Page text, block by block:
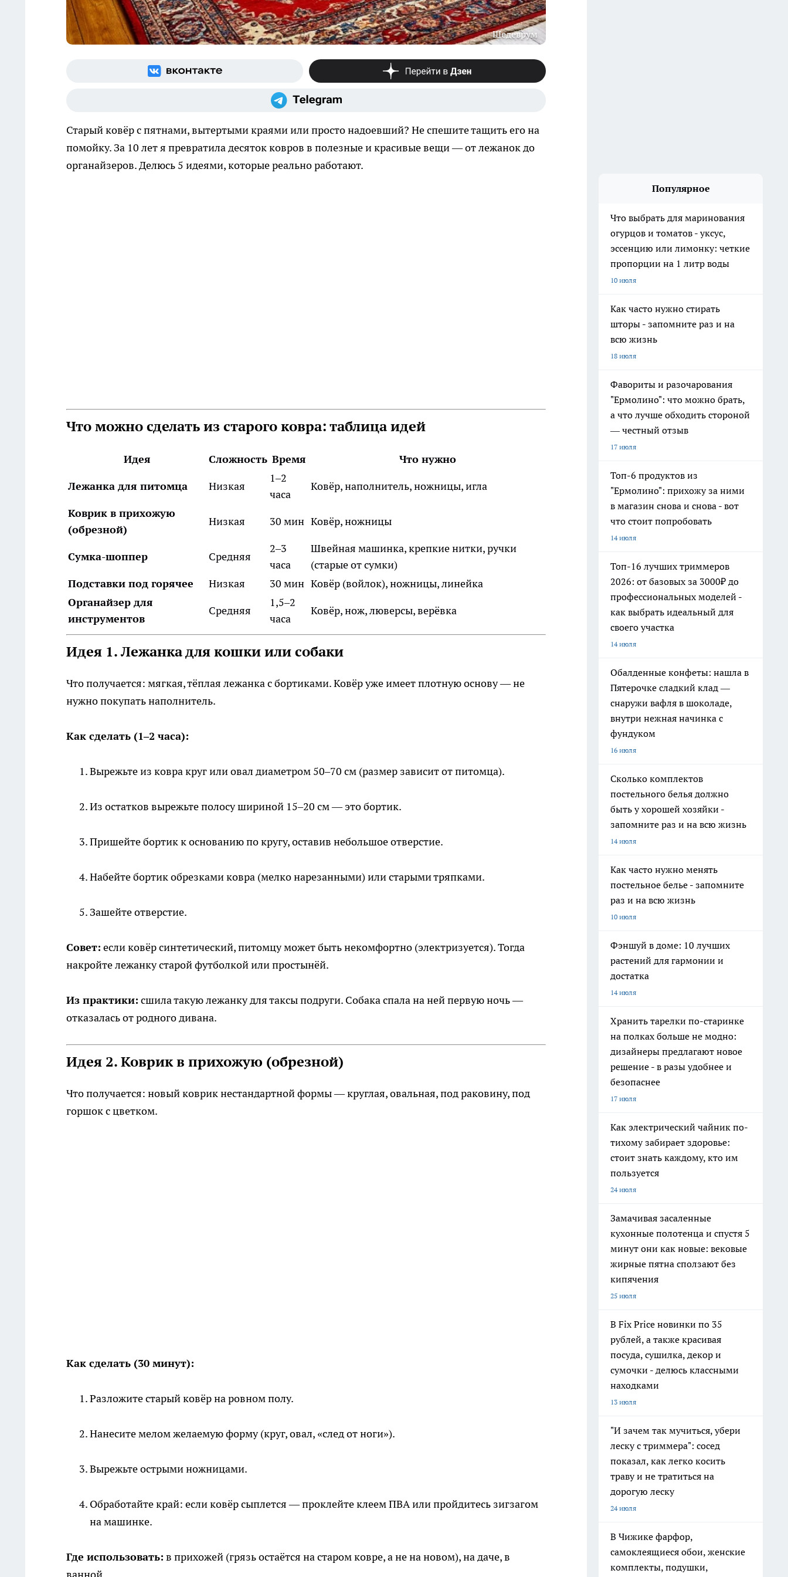
Шедеврум
Старый ковёр с пятнами, вытертыми краями или просто надоевший? Не спешите тащить его на
помойку. За 10 лет я превратила десяток ковров в полезные и красивые вещи — от лежанок до
органайзеров. Делюсь 5 идеями, которые реально работают.
Что можно сделать из старого ковра: таблица идей
Идея Сложность Время
Что нужно
Лежанка для питомца
Низкая
1–2
часа
Ковёр, наполнитель, ножницы, игла
Коврик в прихожую
(обрезной)
Низкая 30 мин Ковёр, ножницы
Сумка-шоппер Средняя
2–3
часа
Швейная машинка, крепкие нитки, ручки
(старые от сумки)
Подставки под горячее
Низкая 30 мин Ковёр (войлок), ножницы, линейка
Органайзер для
инструментов
Средняя
1,5–2
часа
Ковёр, нож, люверсы, верёвка
Идея 1. Лежанка для кошки или собаки
Что получается: мягкая, тёплая лежанка с бортиками. Ковёр уже имеет плотную основу — не
нужно покупать наполнитель.
Как сделать (1–2 часа):
Вырежьте из ковра круг или овал диаметром 50–70 см (размер зависит от питомца).
Из остатков вырежьте полосу шириной 15–20 см — это бортик.
Пришейте бортик к основанию по кругу, оставив небольшое отверстие.
Набейте бортик обрезками ковра (мелко нарезанными) или старыми тряпками.
Зашейте отверстие.
Совет: если ковёр синтетический, питомцу может быть некомфортно (электризуется). Тогда
накройте лежанку старой футболкой или простынёй.
Из практики: сшила такую лежанку для таксы подруги. Собака спала на ней первую ночь —
отказалась от родного дивана.
Идея 2. Коврик в прихожую (обрезной)
Что получается: новый коврик нестандартной формы — круглая, овальная, под раковину, под
горшок с цветком.
Как сделать (30 минут):
Разложите старый ковёр на ровном полу.
Нанесите мелом желаемую форму (круг, овал, «след от ноги»).
Вырежьте острыми ножницами.
Обработайте край: если ковёр сыплется — проклейте клеем ПВА или пройдитесь зигзагом
на машинке.
Где использовать: в прихожей (грязь остаётся на старом ковре, а не на новом), на даче, в
Популярное
Что выбрать для маринования
огурцов и томатов - уксус,
эссенцию или лимонку: четкие
пропорции на 1 литр воды
10 июля
Как часто нужно стирать
шторы - запомните раз и на
всю жизнь
18 июля
Фавориты и разочарования
"Ермолино": что можно брать,
а что лучше обходить стороной
— честный отзыв
17 июля
Топ-6 продуктов из
"Ермолино": прихожу за ними
в магазин снова и снова - вот
что стоит попробовать
14 июля
Топ-16 лучших триммеров
2026: от базовых за 3000₽ до
профессиональных моделей -
как выбрать идеальный для
своего участка
14 июля
Обалденные конфеты: нашла в
Пятерочке сладкий клад —
снаружи вафля в шоколаде,
внутри нежная начинка с
фундуком
16 июля
Сколько комплектов
постельного белья должно
быть у хорошей хозяйки -
запомните раз и на всю жизнь
14 июля
Как часто нужно менять
постельное белье - запомните
раз и на всю жизнь
10 июля
Фэншуй в доме: 10 лучших
растений для гармонии и
достатка
14 июля
Хранить тарелки по-старинке
на полках больше не модно:
дизайнеры предлагают новое
решение - в разы удобнее и
безопаснее
17 июля
Как электрический чайник по-
тихому забирает здоровье:
стоит знать каждому, кто им
пользуется
24 июля
Замачивая засаленные
кухонные полотенца и спустя 5
минут они как новые: вековые
жирные пятна сползают без
кипячения
25 июля
В Fix Price новинки по 35
рублей, а также красивая
посуда, сушилка, декор и
сумочки - делюсь классными
находками
13 июля
"И зачем так мучиться, убери
леску с триммера": сосед
показал, как легко косить
траву и не тратиться на
дорогую леску
24 июля
В Чижике фарфор,
самоклеящиеся обои, женские
комплекты, подушки,